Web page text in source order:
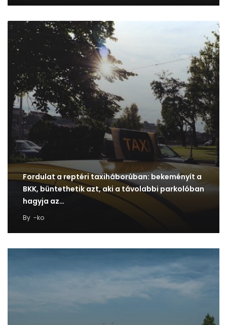
Fordulat a reptéri taxiháborúban: bekeményít a
BKK, büntethetik azt, aki a távolabbi parkolóban
hagyja az…
By -ko